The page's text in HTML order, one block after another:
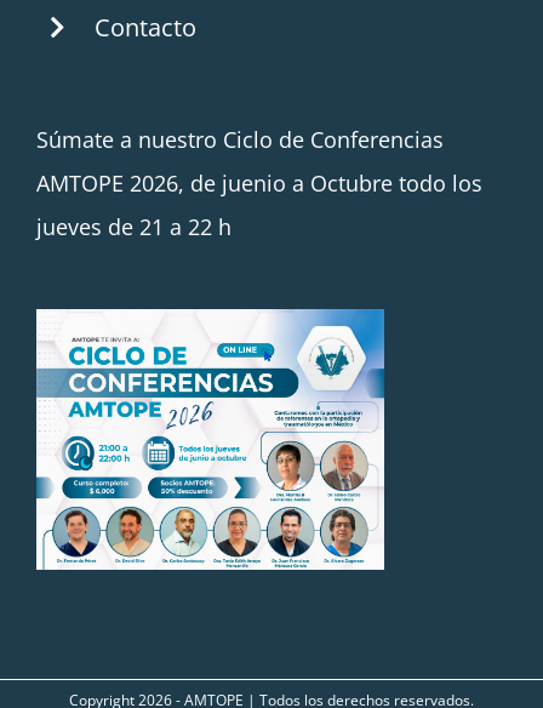
Contacto
Súmate a nuestro Ciclo de Conferencias
AMTOPE 2026, de juenio a Octubre todo los
jueves de 21 a 22 h
Copyright2026 - AMTOPE | Todos los derechos reservados.